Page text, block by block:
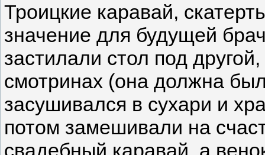
Троицкие каравай,
значение для будущей
застилали стол под
смотринах (она должна
засушивался в сухари и
потом замешивали на
свадебный каравай, а